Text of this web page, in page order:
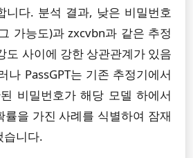
니다. 분석 결과, 낮은 비밀번호
가능도)과 zxcvbn과 같은 추정
도 사이에 강한 상관관계가 있음
나 PassGPT는 기존 추정기에서
비밀번호가 해당 모델 하에서
률을 가진 사례를 식별하여 잠재
습니다.